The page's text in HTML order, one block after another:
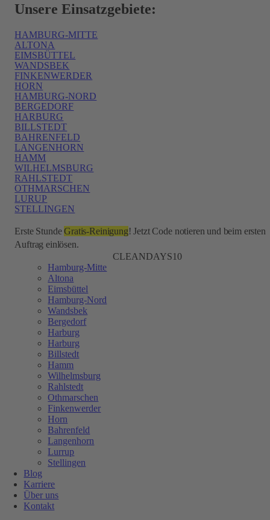
Unsere Einsatzgebiete:
HAMBURG-MITTE
ALTONA
EIMSBÜTTEL
WANDSBEK
FINKENWERDER
HORN
HAMBURG-NORD
BERGEDORF
HARBURG
BILLSTEDT
BAHRENFELD
LANGENHORN
HAMM
WILHELMSBURG
RAHLSTEDT
OTHMARSCHEN
LURUP
STELLINGEN
Erste StundeGratis-Reinigung! Jetzt Code notieren und beim ersten
Auftrag einlösen.
CLEANDAYS10
Hamburg-Mitte
Altona
Eimsbüttel
Hamburg-Nord
Wandsbek
Bergedorf
Harburg
Harburg
Billstedt
Hamm
Wilhelmsburg
Rahlstedt
Othmarschen
Finkenwerder
Horn
Bahrenfeld
Langenhorn
Lurrup
Stellingen
Blog
Karriere
Über uns
Kontakt